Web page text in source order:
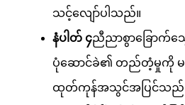
သင့်လျော်ပါသည်။
နံပါတ် ၄ညီညာစွာခြောက်သွေ့
ပုံဆောင်ခဲ၏ တည်တံ့မှုကို မပ
ထုတ်ကုန်အသွင်အပြင်သည်